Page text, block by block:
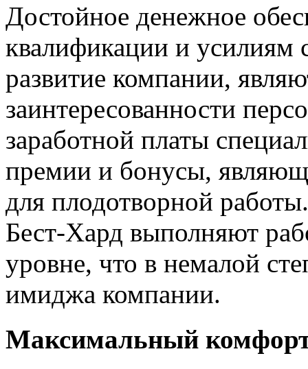
Достойное денежное
квалификации и усилиям
развитие компании,
заинтересованности
заработной платы
премии и бонусы,
для плодотворной
Бест-Хард выполняют
уровне, что в немалой
имиджа компании.
Максимальный